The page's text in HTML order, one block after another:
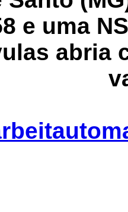
e uma
abria